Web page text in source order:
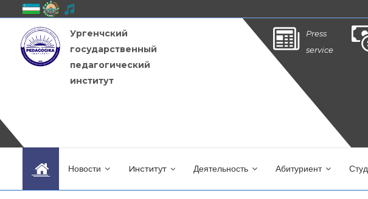
Ургенчский
государственный
педагогический
институт
Press
service
Новости Институт Деятельность Абитуриент